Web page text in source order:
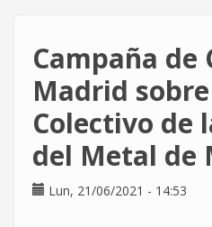
se
alinean
y
todo
encaja
a
perfección
Campaña de
Madrid
Colectivo de
del Metal de
Lun, 21/06/2021 - 14:53